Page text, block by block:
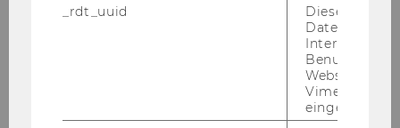
zu tre­ten.
Stel­len Sie uns on­line Ihre
zu wirt­schaft­lich re­le­van­ten The­
men und er­hal­ten Sie Ant­wor­ten rund um
Öko­no­mie, Ge­sell­schaft und Recht.
Kon­
zudem di­rekt für wei­ter­
füh­ren­de In­for­ma­ti­on zur For­schung an
_rdt_uuid
Dieses
Daten über
Websites, auf
Vimeo-Video
eingebettet